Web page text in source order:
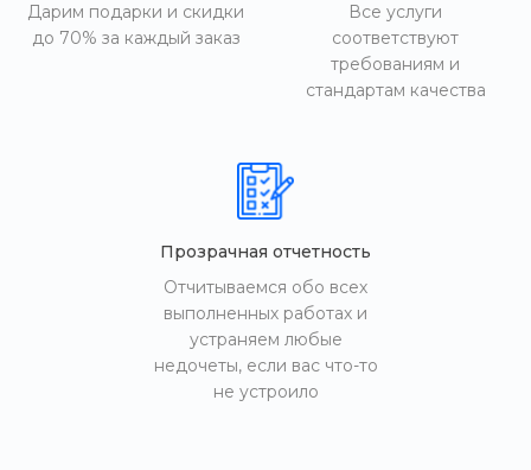
Дарим подарки и скидки
до 70% за каждый заказ
Все услуги
соответствуют
требованиям и
стандартам качества
Прозрачная отчетность
Отчитываемся обо всех
выполненных работах и
устраняем любые
недочеты, если вас что-то
не устроило